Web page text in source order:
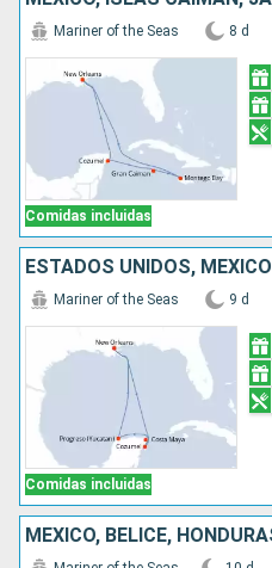
Comidas incluidas
Mariner of the Seas 8 d
ESTADOS UNIDOS, MÉXICO
Comidas incluidas
Mariner of the Seas 9 d